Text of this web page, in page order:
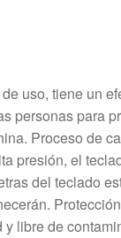
uso, tiene un
personas para
Proceso de
presión, el
del teclado
libre de